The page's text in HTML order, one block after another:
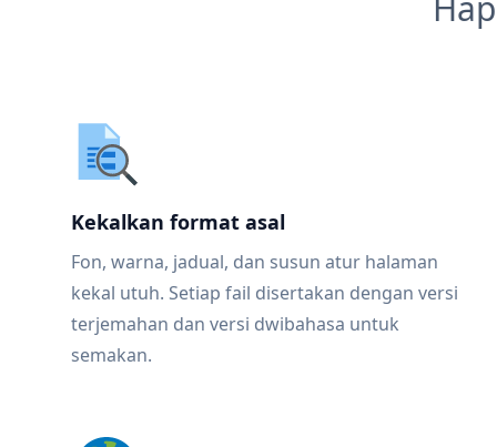
Kekalkan format asal
Fon, warna, jadual, dan susun atur halaman
kekal utuh. Setiap fail disertakan dengan versi
terjemahan dan versi dwibahasa untuk
semakan.